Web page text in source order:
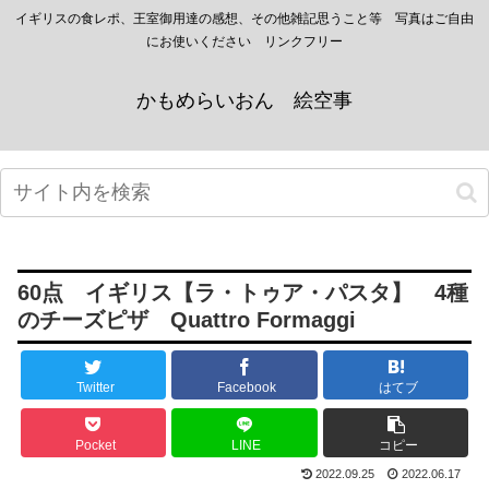
イギリスの食レポ、王室御用達の感想、その他雑記思うこと等 写真はご自由
にお使いください リンクフリー
かもめらいおん 絵空事
60点 イギリス【ラ・トゥア・パスタ】 4種
のチーズピザ Quattro Formaggi
Twitter Facebook はてブ
Pocket LINE コピー
2022.09.25 2022.06.17